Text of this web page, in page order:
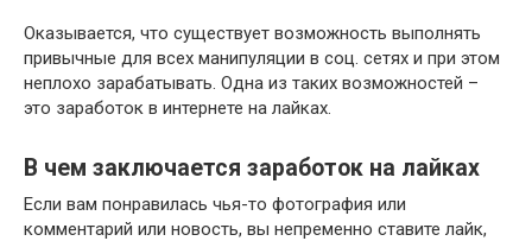
Оказывается, что существует возможность выполнять
привычные для всех манипуляции в соц. сетях и при этом
неплохо зарабатывать. Одна из таких возможностей –
это заработок в интернете на лайках.
В чем заключается заработок на лайках
Если вам понравилась чья-то фотография или
комментарий или новость, вы непременно ставите лайк,